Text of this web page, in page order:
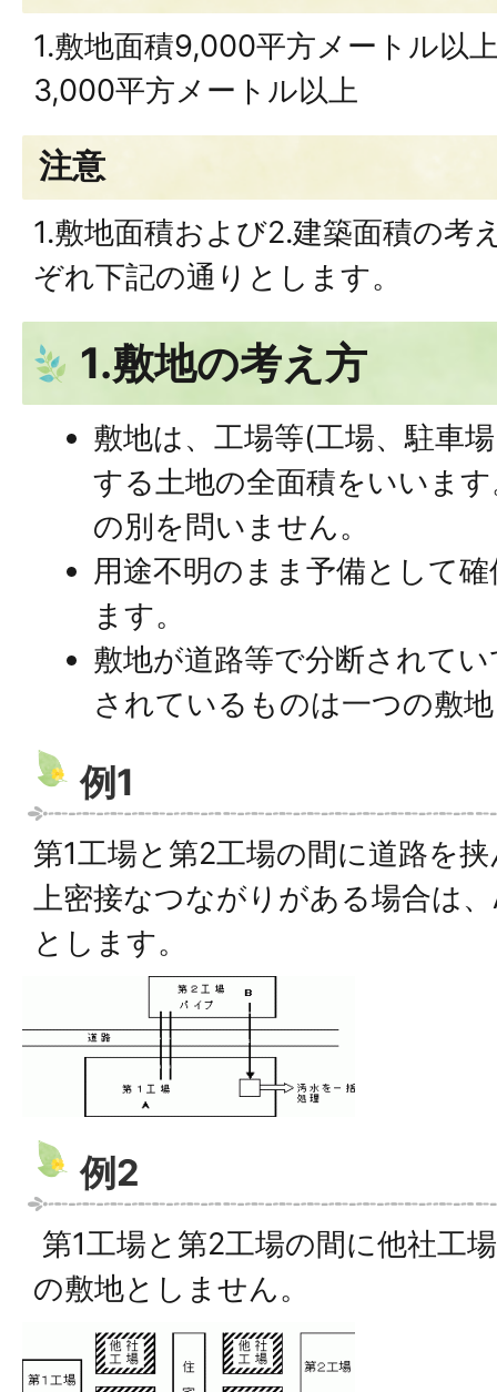
1.敷地面積9,000平方メートル以
3,000平方メートル以上
注意
1.敷地面積および2.建築面積の考
ぞれ下記の通りとします。
1.敷地の考え方
敷地は、工場等(工場、駐車
する土地の全面積をいいま
の別を問いません。
用途不明のまま予備として
ます。
敷地が道路等で分断されて
されているものは一つの敷
例1
第1工場と第2工場の間に道路を
上密接なつながりがある場合は
とします。
例2
第1工場と第2工場の間に他社工
の敷地としません。